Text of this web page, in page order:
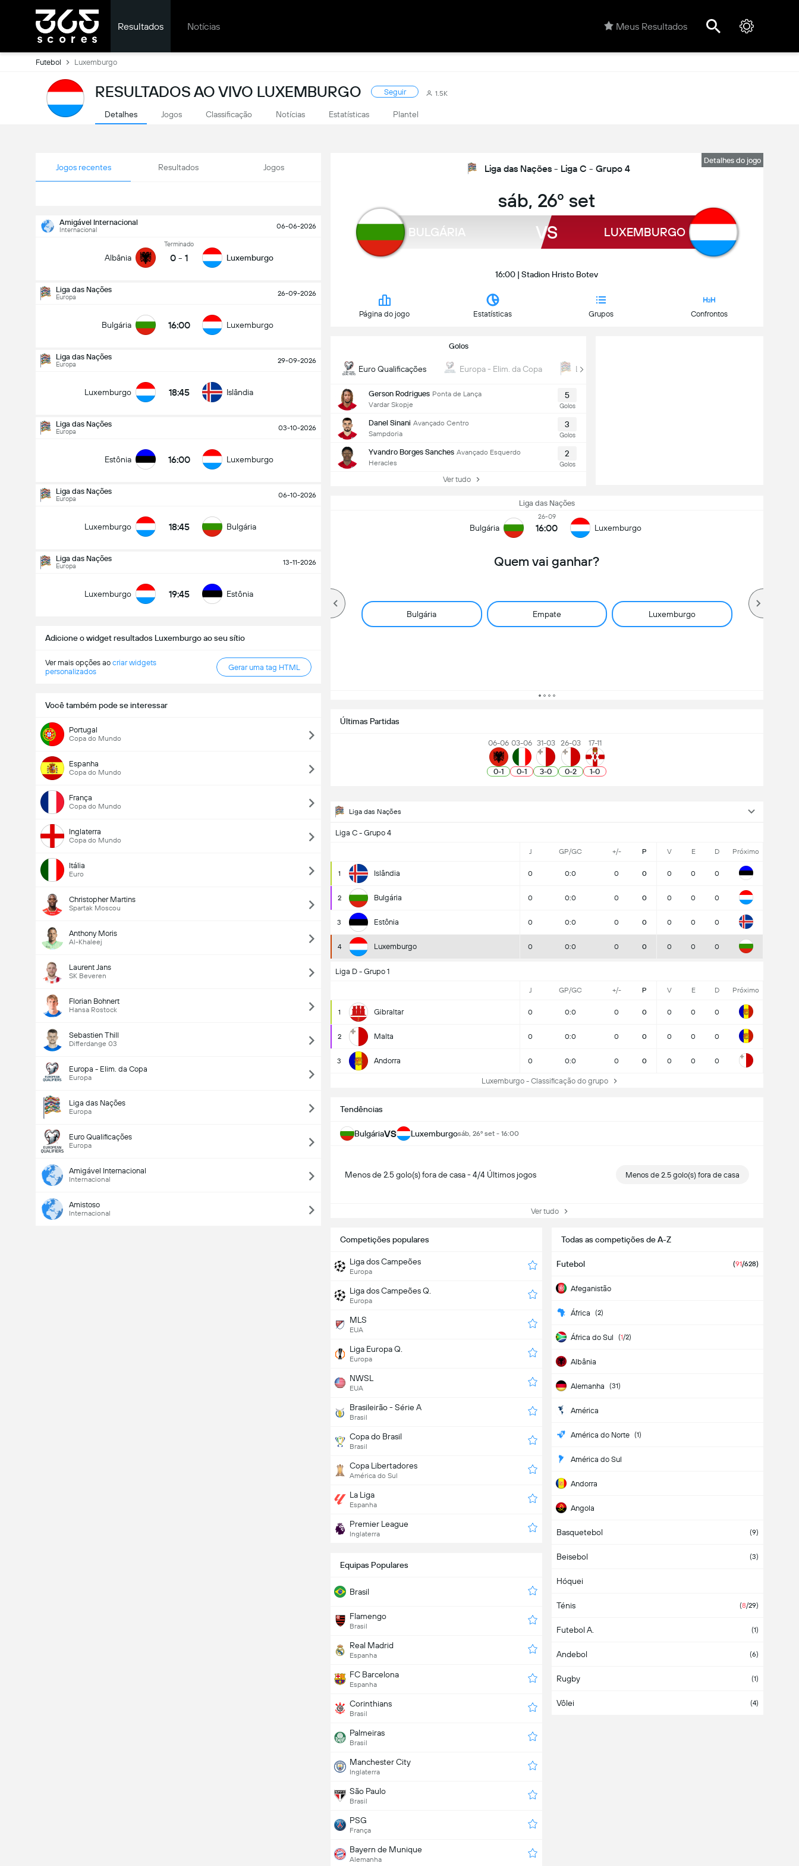
Resultados Notícias Meus Resultados
Futebol Luxemburgo
RESULTADOS AO VIVO LUXEMBURGO Seguir 1.5K
Detalhes Jogos Classificação Notícias Estatísticas Plantel
Jogos recentes Resultados Jogos
Amigável Internacional
Internacional 06-06-2026
Albânia
Terminado
0 - 1 Luxemburgo
Liga das Nações
Europa 26-09-2026
Bulgária 16:00 Luxemburgo
Liga das Nações
Europa 29-09-2026
Luxemburgo 18:45 Islândia
Liga das Nações
Europa 03-10-2026
Estônia 16:00 Luxemburgo
Liga das Nações
Europa 06-10-2026
Luxemburgo 18:45 Bulgária
Liga das Nações
Europa 13-11-2026
Luxemburgo 19:45 Estônia
Adicione o widget resultados Luxemburgo ao seu sítio
Ver mais opções ao criar widgets
personalizados
Gerar uma tag HTML
Você também pode se interessar
Portugal
Copa do Mundo
Espanha
Copa do Mundo
França
Copa do Mundo
Inglaterra
Copa do Mundo
Itália
Euro
Christopher Martins
Spartak Moscou
Anthony Moris
Al-Khaleej
Laurent Jans
SK Beveren
Florian Bohnert
Hansa Rostock
Sebastien Thill
Differdange 03
Europa - Elim. da Copa
Europa
Liga das Nações
Europa
Euro Qualificações
Europa
Amigável Internacional
Internacional
Amistoso
Internacional
Detalhes do jogo
Liga das Nações - Liga C - Grupo 4
sáb, 26º set
BULGÁRIA VS LUXEMBURGO
16:00 | Stadion Hristo Botev
Página do jogo Estatísticas Grupos Confrontos
Golos
Euro Qualificações Europa - Elim. da Copa Liga das Nações
Gerson Rodrigues Ponta de Lança
Vardar Skopje
5
Golos
Danel Sinani Avançado Centro
Sampdoria
3
Golos
Yvandro Borges Sanches Avançado Esquerdo
Heracles
2
Golos
Ver tudo
Liga das Nações
Bulgária
26-09
16:00 Luxemburgo
Quem vai ganhar?
Bulgária Empate Luxemburgo
18:45 Islândia
Encontro - Golos (2.5)
Últimas Partidas
06-06
0-1
03-06
0-1
31-03
3-0
26-03
0-2
17-11
1-0
Liga das Nações
Liga C - Grupo 4
J GP/GC +/- P V E D Próximo
1 Islândia 0 0:0 0 0 0 0 0
2 Bulgária 0 0:0 0 0 0 0 0
3 Estônia 0 0:0 0 0 0 0 0
4 Luxemburgo 0 0:0 0 0 0 0 0
Liga D - Grupo 1
J GP/GC +/- P V E D Próximo
1 Gibraltar 0 0:0 0 0 0 0 0
2 Malta 0 0:0 0 0 0 0 0
3 Andorra 0 0:0 0 0 0 0 0
Luxemburgo - Classificação do grupo
Tendências
BulgáriaVS Luxemburgosáb, 26º set - 16:00
Menos de 2.5 golo(s) fora de casa - 4/4 Últimos jogos Menos de 2.5 golo(s) fora de casa
Ver tudo
Competições populares
Liga dos Campeões
Europa
Liga dos Campeões Q.
Europa
MLS
EUA
Liga Europa Q.
Europa
NWSL
EUA
Brasileirão - Série A
Brasil
Copa do Brasil
Brasil
Copa Libertadores
América do Sul
La Liga
Espanha
Premier League
Inglaterra
Todas as competições de A-Z
Futebol (91/628)
Afeganistão
África (2)
África do Sul (1/2)
Albânia
Alemanha (31)
América
América do Norte (1)
América do Sul
Andorra
Angola
Antígua e Barbuda
Arábia Saudita
Argélia
Argentina
Armênia
Aruba
Ásia
Austrália
Basquetebol (9)
Beisebol (3)
Hóquei
Ténis (8/29)
Futebol A. (1)
Andebol (6)
Rugby (1)
Vôlei (4)
Equipas Populares
Brasil
Flamengo
Brasil
Real Madrid
Espanha
FC Barcelona
Espanha
Corinthians
Brasil
Palmeiras
Brasil
Manchester City
Inglaterra
São Paulo
Brasil
PSG
França
Bayern de Munique
Alemanha